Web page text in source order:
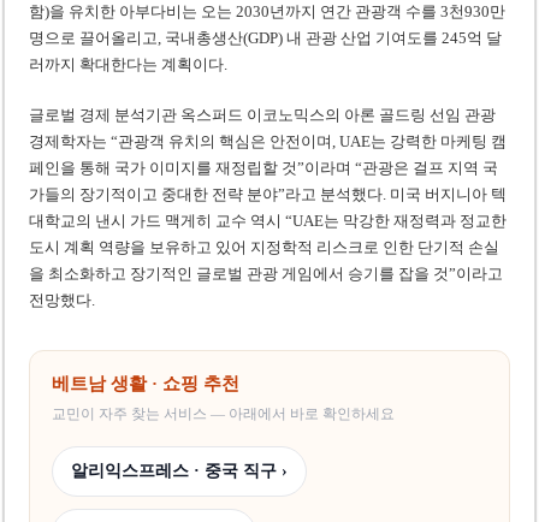
함)을 유치한 아부다비는 오는 2030년까지 연간 관광객 수를 3천930만
명으로 끌어올리고, 국내총생산(GDP) 내 관광 산업 기여도를 245억 달
러까지 확대한다는 계획이다.
글로벌 경제 분석기관 옥스퍼드 이코노믹스의 아론 골드링 선임 관광
경제학자는 “관광객 유치의 핵심은 안전이며, UAE는 강력한 마케팅 캠
페인을 통해 국가 이미지를 재정립할 것”이라며 “관광은 걸프 지역 국
가들의 장기적이고 중대한 전략 분야”라고 분석했다. 미국 버지니아 텍
대학교의 낸시 가드 맥게히 교수 역시 “UAE는 막강한 재정력과 정교한
도시 계획 역량을 보유하고 있어 지정학적 리스크로 인한 단기적 손실
을 최소화하고 장기적인 글로벌 관광 게임에서 승기를 잡을 것”이라고
전망했다.
베트남 생활 · 쇼핑 추천
교민이 자주 찾는 서비스 — 아래에서 바로 확인하세요
알리익스프레스 · 중국 직구 ›